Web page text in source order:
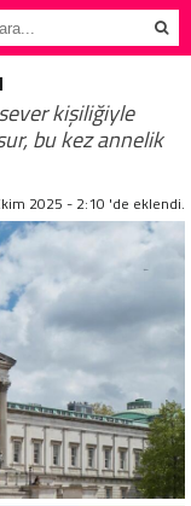
kişiliğiyle
bu kez annelik
2025 - 2:10 'de eklendi.